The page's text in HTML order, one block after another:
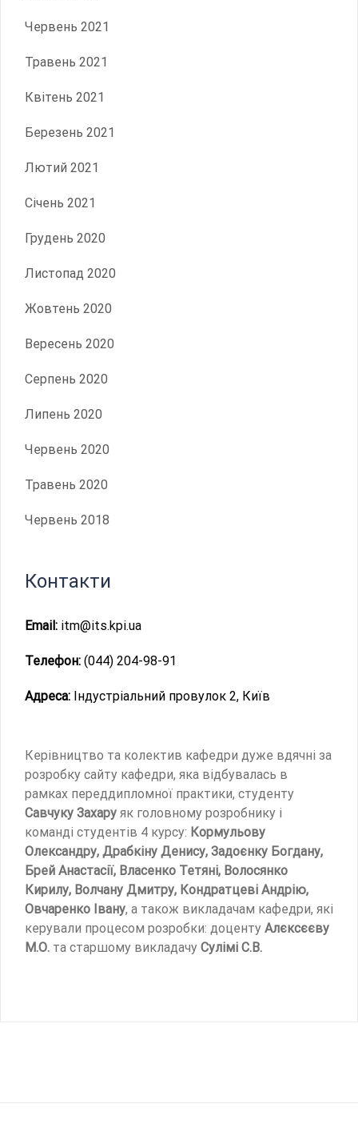
Червень 2021
Травень 2021
Квітень 2021
Березень 2021
Лютий 2021
Січень 2021
Грудень 2020
Листопад 2020
Жовтень 2020
Вересень 2020
Серпень 2020
Липень 2020
Червень 2020
Травень 2020
Червень 2018
Контакти
Email: itm@its.kpi.ua
Телефон: (044) 204-98-91
Адреса: Індустріальний провулок 2, Київ
Керівництво та колектив кафедри дуже вдячні за
розробку сайту кафедри, яка відбувалась в
рамках переддипломної практики, студенту
Савчуку Захару як головному розробнику і
команді студентів 4 курсу: Кормульову
Олександру, Драбкіну Денису, Задоєнку Богдану,
Брей Анастасії, Власенко Тетяні, Волосянко
Кирилу, Волчану Дмитру, Кондратцеві Андрію,
Овчаренко Івану, а також викладачам кафедри, які
керували процесом розробки: доценту Алєксєєву
М.О. та старшому викладачу Сулімі С.В.